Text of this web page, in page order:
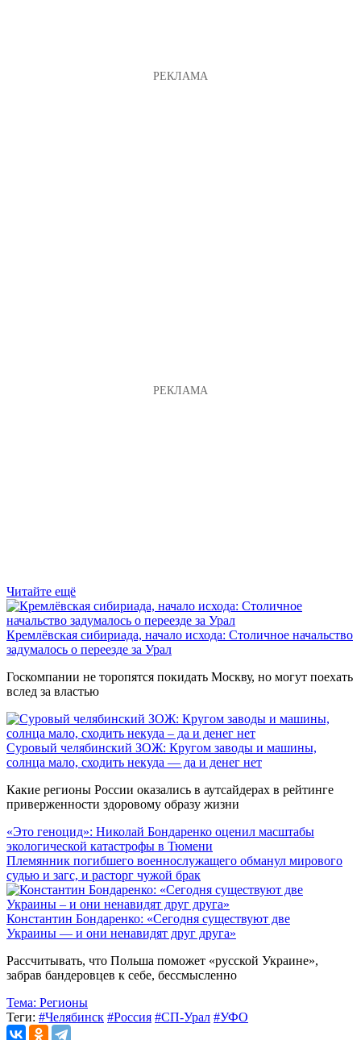
Читайте ещё
Кремлёвская сибириада, начало исхода: Столичное начальство
задумалось о переезде за Урал
Госкомпании не торопятся покидать Москву, но могут поехать
вслед за властью
Суровый челябинский ЗОЖ: Кругом заводы и машины,
солнца мало, сходить некуда — да и денег нет
Какие регионы России оказались в аутсайдерах в рейтинге
приверженности здоровому образу жизни
«Это геноцид»: Николай Бондаренко оценил масштабы
экологической катастрофы в Тюмени
Племянник погибшего военнослужащего обманул мирового
судью и загс, и расторг чужой брак
Константин Бондаренко: «Сегодня существуют две
Украины — и они ненавидят друг друга»
Рассчитывать, что Польша поможет «русской Украине»,
забрав бандеровцев к себе, бессмысленно
Тема: Регионы
Теги: #Челябинск #Россия #СП-Урал #УФО